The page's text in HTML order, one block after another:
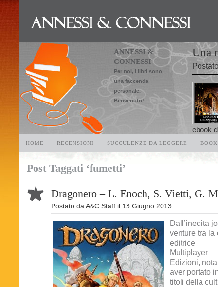
ANNESSI &
CONNESSI
Per noi, i libri sono
una faccenda
personale.
Benvenuto!
Una
ebook
HOME RECENSIONI SUCCULENZE DA LEGGERE
Post Taggati ‘fumetti’
Dragonero – L. Enoch, S. Vietti, G.
Postato da A&C Staff il 13 Giugno 2013
Dall’inedita
venture tra la
editrice
Multiplayer
Edizioni,
aver portato
titoli della